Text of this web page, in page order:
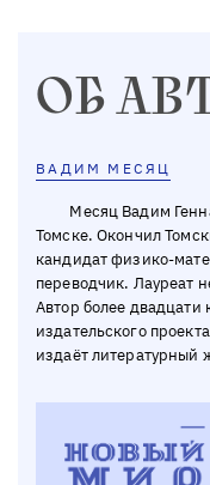
ОБ
ВАДИМ МЕСЯЦ
Месяц Вадим
Томске. Окончил
кандидат физико-
переводчик. Лауреат
Автор более двадцати
издательского
издаёт литературный